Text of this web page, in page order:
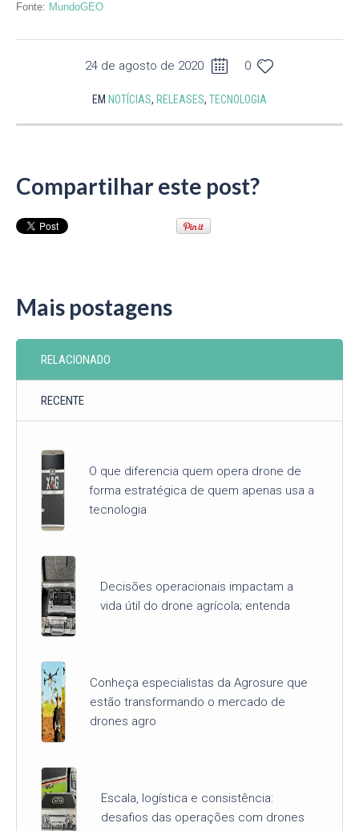
Fonte: MundoGEO
24 de agosto de 2020 0
EM NOTÍCIAS, RELEASES, TECNOLOGIA
Compartilhar este post?
Mais postagens
RELACIONADO
RECENTE
O que diferencia quem opera drone de
forma estratégica de quem apenas usa a
tecnologia
Decisões operacionais impactam a
vida útil do drone agrícola; entenda
Conheça especialistas da Agrosure que
estão transformando o mercado de
drones agro
Escala, logística e consistência:
desafios das operações com drones